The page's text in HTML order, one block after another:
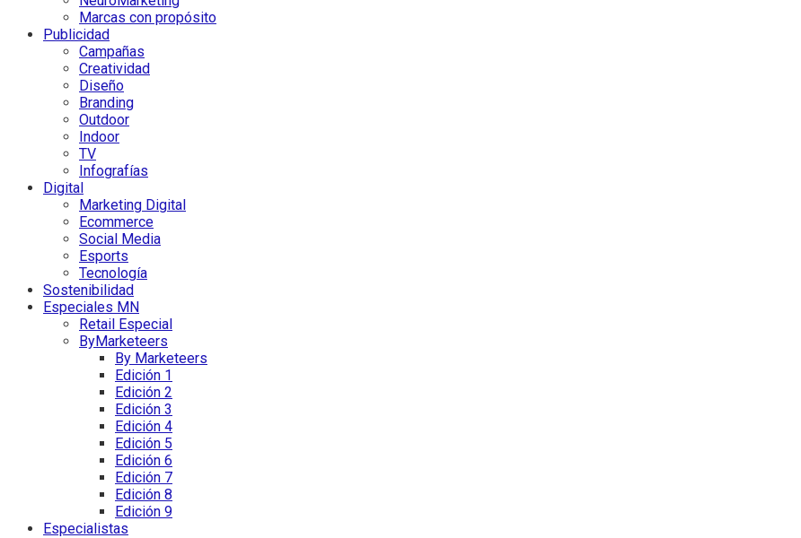
Marcas con propósito
Publicidad
Campañas
Creatividad
Diseño
Branding
Outdoor
Indoor
TV
Infografías
Digital
Marketing Digital
Ecommerce
Social Media
Esports
Tecnología
Sostenibilidad
Especiales MN
Retail Especial
ByMarketeers
By Marketeers
Edición 1
Edición 2
Edición 3
Edición 4
Edición 5
Edición 6
Edición 7
Edición 8
Edición 9
Especialistas